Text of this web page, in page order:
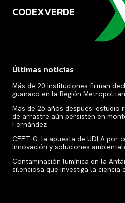
CODEXVERDE
Últimas noticias
Más de 20 instituciones firman
guanaco en la Región
Más de 25 años después: estudio
de arrastre aún persisten en
Fernández
CEET-G: la apuesta de UDLA por
innovación y soluciones
Contaminación lumínica en la
silenciosa que investiga la ciencia